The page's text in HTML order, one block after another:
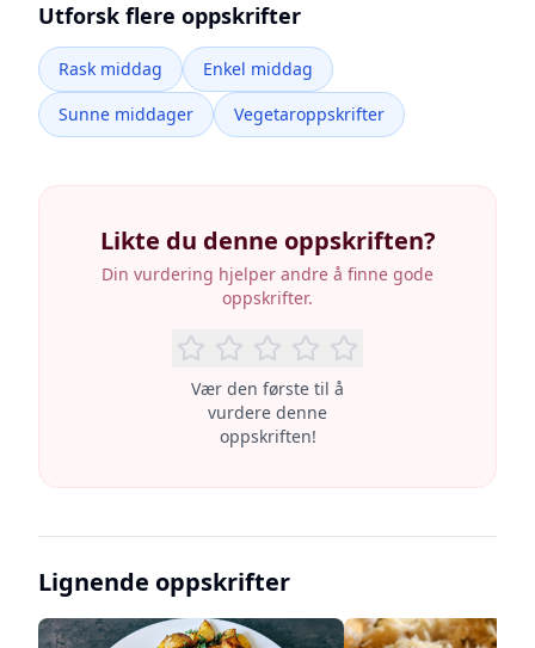
Utforsk flere oppskrifter
Rask middag
Enkel middag
Sunne middager
Vegetaroppskrifter
Likte du denne oppskriften?
Din vurdering hjelper andre å finne gode
oppskrifter.
Vær den første til å
vurdere denne
oppskriften!
Lignende oppskrifter